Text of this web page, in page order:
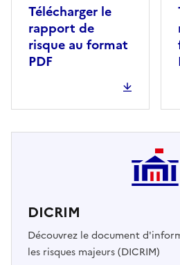
Télécharger le
rapport de
risque au format
PDF
DICRIM
Découvrez le document
les risques majeurs (DICRIM)